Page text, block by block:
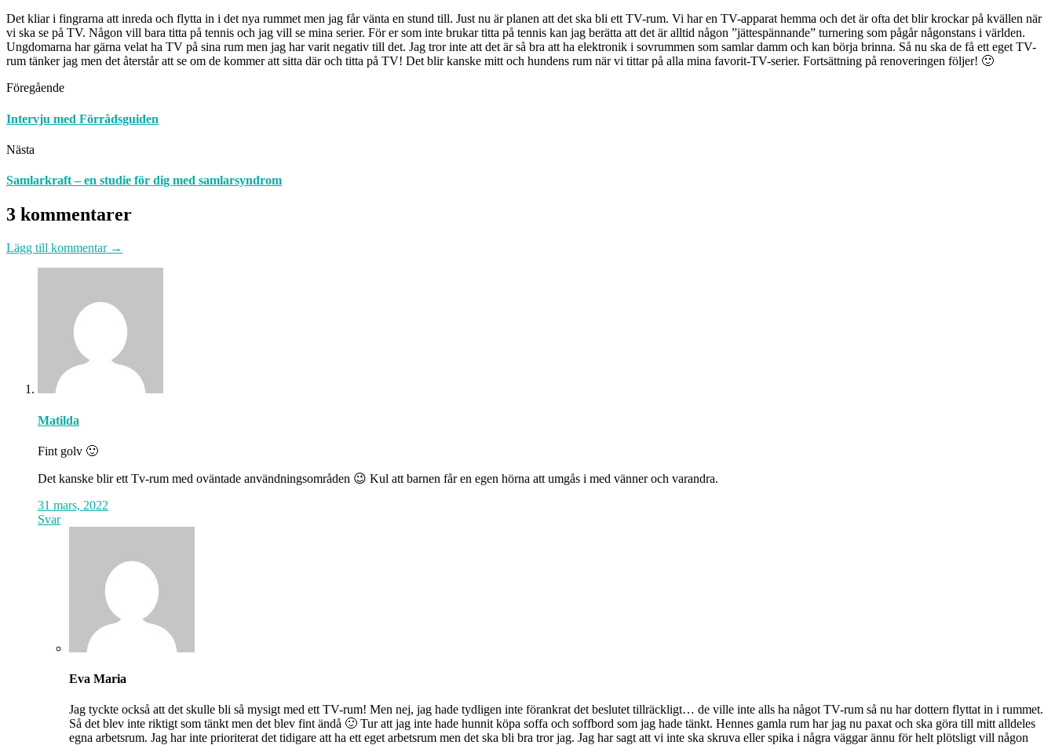
Det kliar i fingrarna att inreda och flytta in i det nya rummet men jag får vänta en stund till. Just nu är planen att det ska bli ett TV-rum. Vi har en TV-apparat hemma och det är ofta det blir krockar på kvällen när
vi ska se på TV. Någon vill bara titta på tennis och jag vill se mina serier. För er som inte brukar titta på tennis kan jag berätta att det är alltid någon ”jättespännande” turnering som pågår någonstans i världen.
Ungdomarna har gärna velat ha TV på sina rum men jag har varit negativ till det. Jag tror inte att det är så bra att ha elektronik i sovrummen som samlar damm och kan börja brinna. Så nu ska de få ett eget TV-
rum tänker jag men det återstår att se om de kommer att sitta där och titta på TV! Det blir kanske mitt och hundens rum när vi tittar på alla mina favorit-TV-serier. Fortsättning på renoveringen följer! 🙂
Föregående
Intervju med Förrådsguiden
Nästa
Samlarkraft – en studie för dig med samlarsyndrom
3 kommentarer
Lägg till kommentar →
Matilda
Fint golv 🙂
Det kanske blir ett Tv-rum med oväntade användningsområden 😉 Kul att barnen får en egen hörna att umgås i med vänner och varandra.
31 mars, 2022
Svar
Eva Maria
Jag tyckte också att det skulle bli så mysigt med ett TV-rum! Men nej, jag hade tydligen inte förankrat det beslutet tillräckligt… de ville inte alls ha något TV-rum så nu har dottern flyttat in i rummet.
Så det blev inte riktigt som tänkt men det blev fint ändå 🙂 Tur att jag inte hade hunnit köpa soffa och soffbord som jag hade tänkt. Hennes gamla rum har jag nu paxat och ska göra till mitt alldeles
egna arbetsrum. Jag har inte prioriterat det tidigare att ha ett eget arbetsrum men det ska bli bra tror jag. Jag har sagt att vi inte ska skruva eller spika i några väggar ännu för helt plötsligt vill någon